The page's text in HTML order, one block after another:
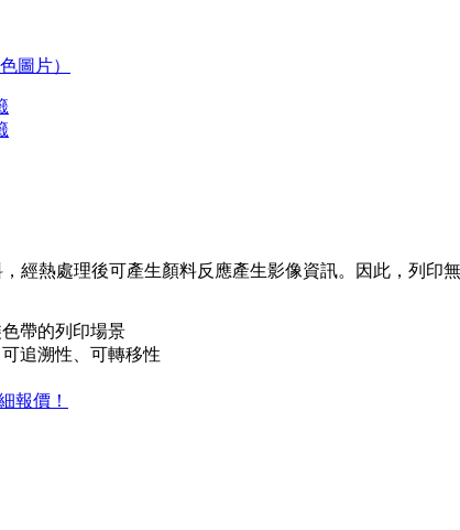
經熱處理後可產生顏料反應產生影像資訊。因此，列印
帶的列印場景
追溯性、可轉移性
報價！